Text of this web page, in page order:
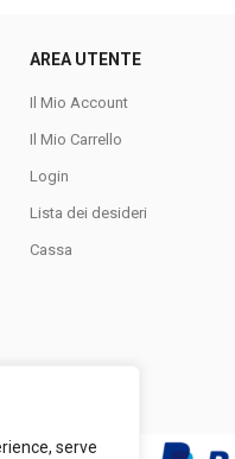
serve
AREA UTENTE
Il Mio Account
Il Mio Carrello
Login
Lista dei desideri
Cassa